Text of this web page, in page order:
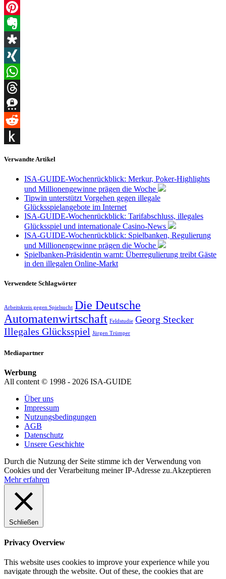
X
Pinterest
Evernote
Diaspora
XING
WhatsApp
Threads
Threema
Reddit
Kindle
Verwandte Artikel
ISA-GUIDE-Wochenrückblick: Merkur, Poker-Highlights
und Millionengewinne prägen die Woche
Tipwin unterstützt Vorgehen gegen illegale
Glücksspielangebote im Internet
ISA-GUIDE-Wochenrückblick: Tarifabschluss, illegales
Glücksspiel und internationale Casino-News
ISA-GUIDE-Wochenrückblick: Spielbanken, Regulierung
und Millionengewinne prägen die Woche
Spielbanken-Präsidentin warnt: Überregulierung treibt Gäste
in den illegalen Online-Markt
Verwendete Schlagwörter
Arbeitskreis gegen Spielsucht Die Deutsche
Automatenwirtschaft Feldstudie Georg Stecker
Illegales Glücksspiel Jürgen Trümper
Mediapartner
Werbung
All content © 1998 - 2026 ISA-GUIDE
Über uns
Impressum
Nutzungsbedingungen
AGB
Datenschutz
Unsere Geschichte
Durch die Nutzung der Seite stimme ich der Verwendung von
Cookies und der Verarbeitung meiner IP-Adresse zu.Akzeptieren
Mehr erfahren
Schließen
Privacy Overview
This website uses cookies to improve your experience while you
navigate through the website. Out of these, the cookies that are